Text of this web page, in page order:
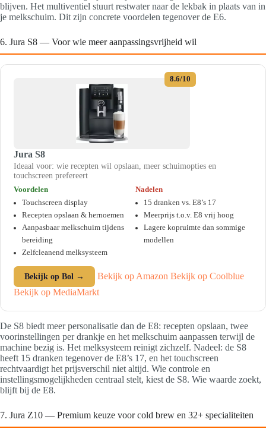
blijven. Het multiventiel stuurt restwater naar de lekbak in plaats van in
je melkschuim. Dit zijn concrete voordelen tegenover de E6.
6. Jura S8 — Voor wie meer aanpassingsvrijheid wil
8.6/10
Jura S8
Ideaal voor: wie recepten wil opslaan, meer schuimopties en
touchscreen prefereert
Voordelen
Touchscreen display
Recepten opslaan & hernoemen
Aanpasbaar melkschuim tijdens
bereiding
Zelfcleanend melksysteem
Nadelen
15 dranken vs. E8’s 17
Meerprijs t.o.v. E8 vrij hoog
Lagere kopruimte dan sommige
modellen
Bekijk op Bol → Bekijk op Amazon Bekijk op Coolblue
Bekijk op MediaMarkt
De S8 biedt meer personalisatie dan de E8: recepten opslaan, twee
voorinstellingen per drankje en het melkschuim aanpassen terwijl de
machine bezig is. Het melksysteem reinigt zichzelf. Nadeel: de S8
heeft 15 dranken tegenover de E8’s 17, en het touchscreen
rechtvaardigt het prijsverschil niet altijd. Wie controle en
instellingsmogelijkheden centraal stelt, kiest de S8. Wie waarde zoekt,
blijft bij de E8.
7. Jura Z10 — Premium keuze voor cold brew en 32+ specialiteiten